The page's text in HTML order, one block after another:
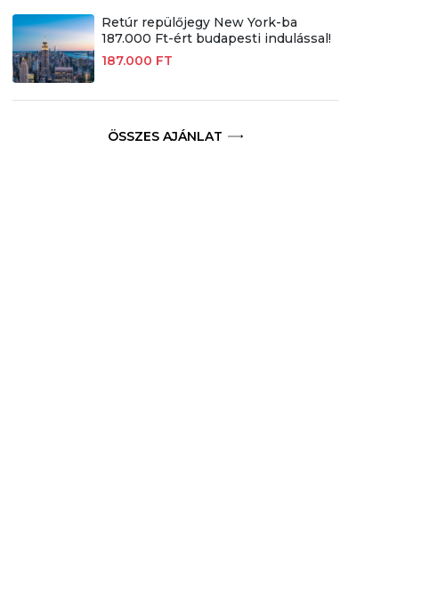
Retúr repülőjegy New York-ba
187.000 Ft-ért budapesti indulással!
187.000 FT
ÖSSZES AJÁNLAT